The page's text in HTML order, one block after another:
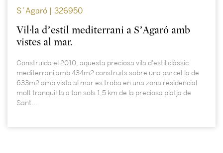
S´Agaró | 326950
Vil·la d’estil mediterrani a S’Agaró amb
vistes al mar.
Construïda el 2010, aquesta preciosa vila d'estil clàssic
mediterrani amb 434m2 construïts sobre una parcel·la de
633m2 amb vista al mar es troba en una zona residencial
molt tranquil·la a tan sols 1,5 km de la preciosa platja de
Sant...